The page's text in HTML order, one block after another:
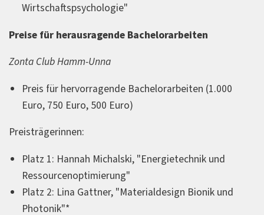
Wirtschaftspsychologie"
Preise für herausragende Bachelorarbeiten
Zonta Club Hamm-Unna
Preis für hervorragende Bachelorarbeiten (1.000
Euro, 750 Euro, 500 Euro)
Preisträgerinnen:
Platz 1: Hannah Michalski, "Energietechnik und
Ressourcenoptimierung"
Platz 2: Lina Gattner, "Materialdesign Bionik und
Photonik"*